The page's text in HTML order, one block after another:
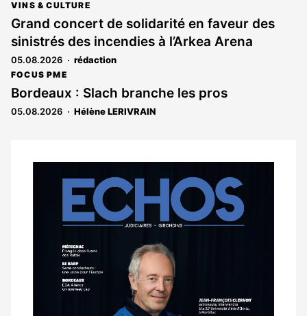
VINS & CULTURE
Grand concert de solidarité en faveur des
sinistrés des incendies à l’Arkea Arena
05.08.2026 rédaction
FOCUS PME
Bordeaux : Slach branche les pros
05.08.2026 Hélène LERIVRAIN
dernier
magazine